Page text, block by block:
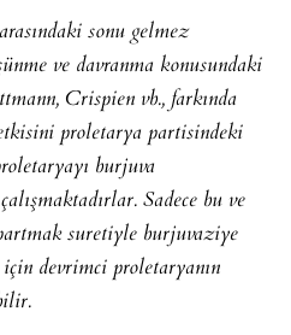
sonu gelmez
ve davranma konusundaki
Crispien vb., farkında
proletarya partisindeki
burjuva
Sadece bu ve
suretiyle burjuvaziye
devrimci proletaryanın